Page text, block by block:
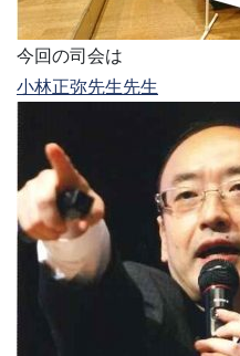
今回の司会は
小林正弥先生先生